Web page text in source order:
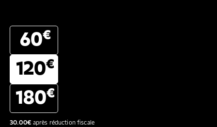
60€
120€
180€
30.00€après réduction fiscale